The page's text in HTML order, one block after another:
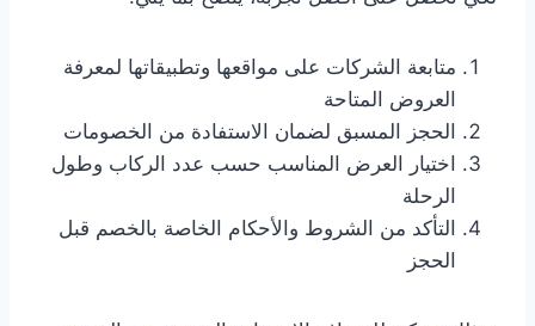
متابعة الشركات على مواقعها وتطبيقاتها لمعرفة
العروض المتاحة
الحجز المسبق لضمان الاستفادة من الخصومات
اختيار العرض المناسب حسب عدد الركاب وطول
الرحلة
التأكد من الشروط والأحكام الخاصة بالخصم قبل
الحجز